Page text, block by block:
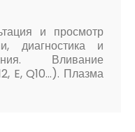
и просмотр
диагностика и
Вливание
E, Q10…). Плазма